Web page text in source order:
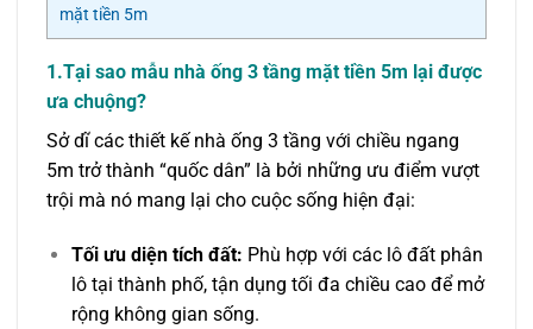
mặt tiền 5m
1.Tại sao mẫu nhà ống 3 tầng mặt tiền 5m lại được
ưa chuộng?
Sở dĩ các thiết kế nhà ống 3 tầng với chiều ngang
5m trở thành “quốc dân” là bởi những ưu điểm vượt
trội mà nó mang lại cho cuộc sống hiện đại:
Tối ưu diện tích đất: Phù hợp với các lô đất phân
lô tại thành phố, tận dụng tối đa chiều cao để mở
rộng không gian sống.